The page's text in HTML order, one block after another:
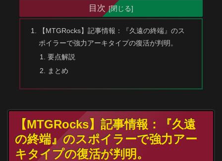
目次
【MTGRocks】記事情報：『久遠の終端』のス
ポイラーで強力アーキタイプの復活が判明。
要点解説
まとめ
【MTGRocks】記事情報：『久遠
の終端』のスポイラーで強力アー
キタイプの復活が判明。